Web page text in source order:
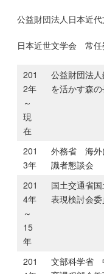
公益財団法人日本近
日本近世文学会 常任
201
2年
～
現
在
公益財団法
を活かす森
201
3年
外務省 海外
識者懇談会
201
4年
～
15
年
国土交通省
表現検討会委
201
文部科学省